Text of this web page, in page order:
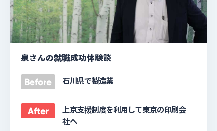
泉さんの就職成功体験談
Before 石川県で製造業
After
上京支援制度を利用して東京の印刷会
社へ